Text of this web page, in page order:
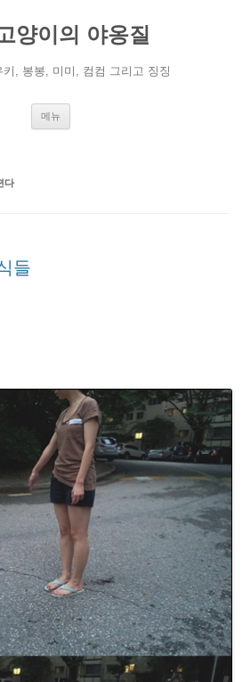
양이의 야옹질
, 봉봉, 미미, 컴컴 그리고 징징
메뉴
다
들